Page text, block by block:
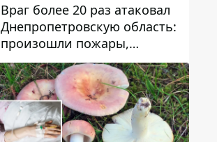
Враг более 20 раз атаковал
Днепропетровскую область:
произошли пожары,
повреждены дома,
инфраструктура и авто